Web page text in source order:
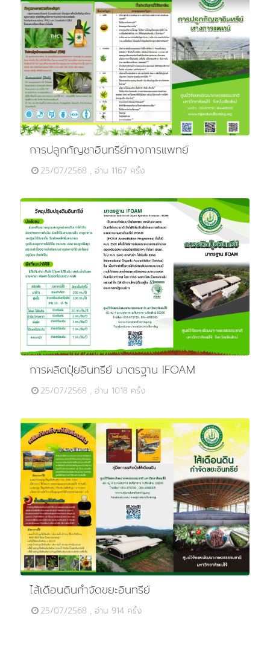
การปลูกกัญชาอินทรีย์ทางการแพทย์
25/07/2568 , อ่าน 1167 ครั้ง
การผลิตปุ๋ยอินทรีย์ มาตรฐาน IFOAM
25/07/2568 , อ่าน 1018 ครั้ง
ไส้เดือนดินกำจัดขยะอินทรีย์
25/07/2568 , อ่าน 914 ครั้ง